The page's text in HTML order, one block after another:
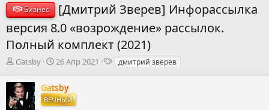
Бизнес
[Дмитрий Зверев] Инфорассылка
версия 8.0 «возрождение» рассылок.
Полный комплект (2021)
А
т
о
р
Gatsby
Д
т
а
н
26 Апр 2021
Тдмитрий зверев
Gatsby
ВЕЧНЫЙ